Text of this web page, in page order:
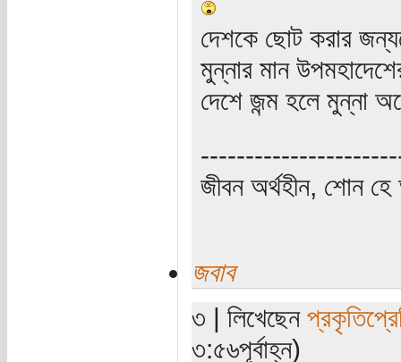
দেশকে ছোট করার
মুন্নার মান
দেশে জন্ম হলে মুন্না
জীবন অর্থহীন, শোন হে
জবাব
৩ | লিখেছেন
৩:৫৬পূর্বাহ্ন)